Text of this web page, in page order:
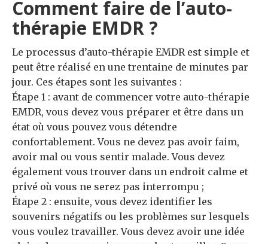
Comment faire de l’auto-
thérapie EMDR ?
Le processus d’auto-thérapie EMDR est simple et
peut être réalisé en une trentaine de minutes par
jour. Ces étapes sont les suivantes :
Étape 1 : avant de commencer votre auto-thérapie
EMDR, vous devez vous préparer et être dans un
état où vous pouvez vous détendre
confortablement. Vous ne devez pas avoir faim,
avoir mal ou vous sentir malade. Vous devez
également vous trouver dans un endroit calme et
privé où vous ne serez pas interrompu ;
Étape 2 : ensuite, vous devez identifier les
souvenirs négatifs ou les problèmes sur lesquels
vous voulez travailler. Vous devez avoir une idée